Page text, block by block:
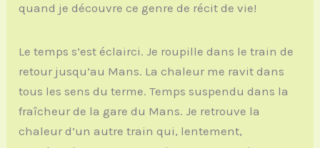
quand je découvre ce genre de récit de vie!
Le temps s’est éclairci. Je roupille dans le train de
retour jusqu’au Mans. La chaleur me ravit dans
tous les sens du terme. Temps suspendu dans la
fraîcheur de la gare du Mans. Je retrouve la
chaleur d’un autre train qui, lentement,